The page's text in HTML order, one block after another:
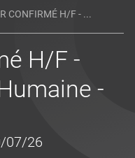
CONFIRMÉ H/F - ...
H/F -
-
07/26